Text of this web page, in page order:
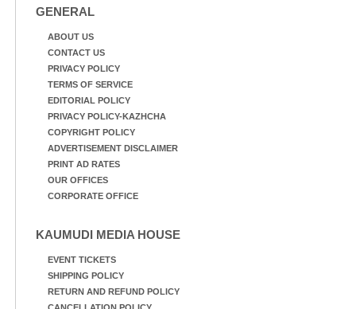
GENERAL
ABOUT US
CONTACT US
PRIVACY POLICY
TERMS OF SERVICE
EDITORIAL POLICY
PRIVACY POLICY-KAZHCHA
COPYRIGHT POLICY
ADVERTISEMENT DISCLAIMER
PRINT AD RATES
OUR OFFICES
CORPORATE OFFICE
KAUMUDI MEDIA HOUSE
EVENT TICKETS
SHIPPING POLICY
RETURN AND REFUND POLICY